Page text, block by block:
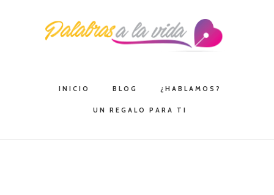
contenido
INICIO BLOG ¿HABLAMOS?
UN REGALO PARA TI